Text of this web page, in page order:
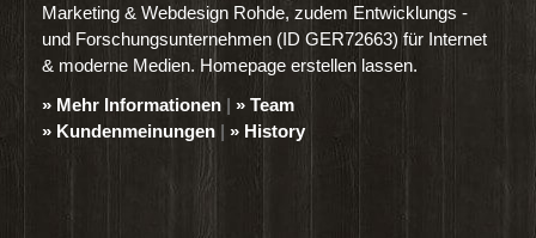
Marketing & Webdesign Rohde, zudem Entwicklungs -
und Forschungsunternehmen (ID GER72663) für Internet
& moderne Medien. Homepage erstellen lassen.
» Mehr Informationen | » Team
» Kundenmeinungen | » History